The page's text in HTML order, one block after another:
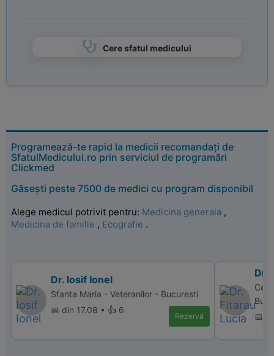
Cere sfatul medicului
Programează-te rapid la medicii recomandați de
SfatulMedicului.ro prin serviciul de programări
Clickmed
Găsești peste 7500 de medici cu program disponibil
Alege medicul potrivit pentru: Medicina generala ,
Medicina de familie , Ecografie .
Dr. Iosif Ionel
Sfanta Maria - Veteranilor - Bucuresti
📅 din 17.08 • 👍 6
Rezervă
Dr.
📅